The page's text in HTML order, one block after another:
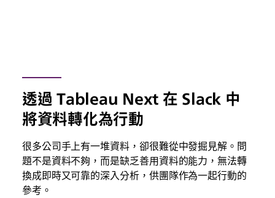
透過 Tableau Next 在 Slack 中
將資料轉化為行動
很多公司手上有一堆資料，卻很難從中發掘見解。問
題不是資料不夠，而是缺乏善用資料的能力，無法轉
換成即時又可靠的深入分析，供團隊作為一起行動的
參考。